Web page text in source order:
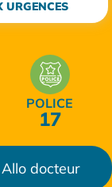
URGENCES
POLICE
17
Allo docteur